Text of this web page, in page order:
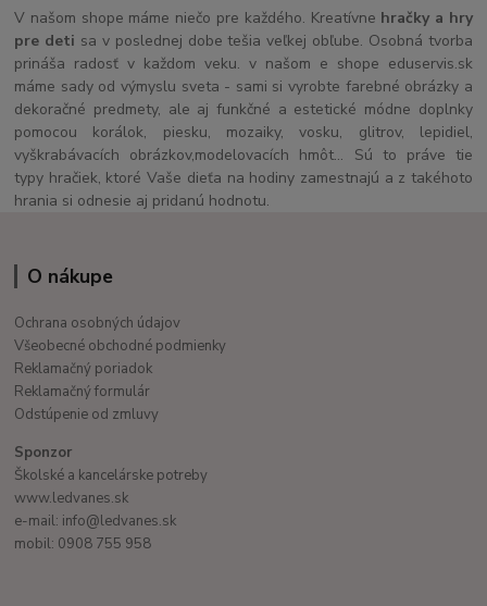
V našom shope máme niečo pre každého. Kreatívne hračky a hry
pre deti sa v poslednej dobe tešia veľkej obľube. Osobná tvorba
prináša radosť v každom veku. v našom e shope eduservis.sk
máme sady od výmyslu sveta - sami si vyrobte farebné obrázky a
dekoračné predmety, ale aj funkčné a estetické módne doplnky
pomocou korálok, piesku, mozaiky, vosku, glitrov, lepidiel,
vyškrabávacích obrázkov,modelovacích hmôt... Sú to práve tie
typy hračiek, ktoré Vaše dieťa na hodiny zamestnajú a z takéhoto
hrania si odnesie aj pridanú hodnotu.
O nákupe
Ochrana osobných údajov
Všeobecné obchodné podmienky
Reklamačný poriadok
Reklamačný formulár
Odstúpenie od zmluvy
Sponzor
Školské a kancelárske potreby
www.ledvanes.sk
e-mail: info@ledvanes.sk
mobil: 0908 755 958